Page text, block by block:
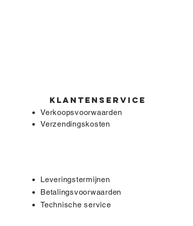
KLANTENSERVICE
Verkoopsvoorwaarden
Verzendingskosten
Leveringstermijnen
Betalingsvoorwaarden
Technische service